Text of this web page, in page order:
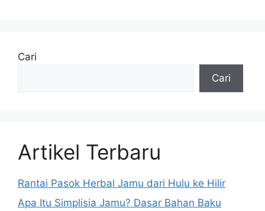
Cari
Cari
Artikel Terbaru
Rantai Pasok Herbal Jamu dari Hulu ke Hilir
Apa Itu Simplisia Jamu? Dasar Bahan Baku